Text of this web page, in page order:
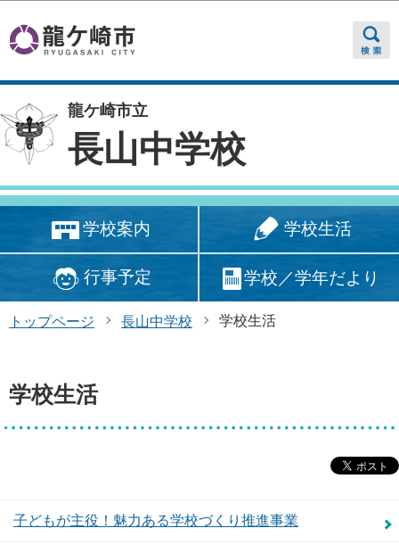
龍ケ崎市立
長山中学校
学校案内 学校生活
行事予定 学校／学年だより
トップページ 長山中学校 学校生活
学校生活
子どもが主役！魅力ある学校づくり推進事業